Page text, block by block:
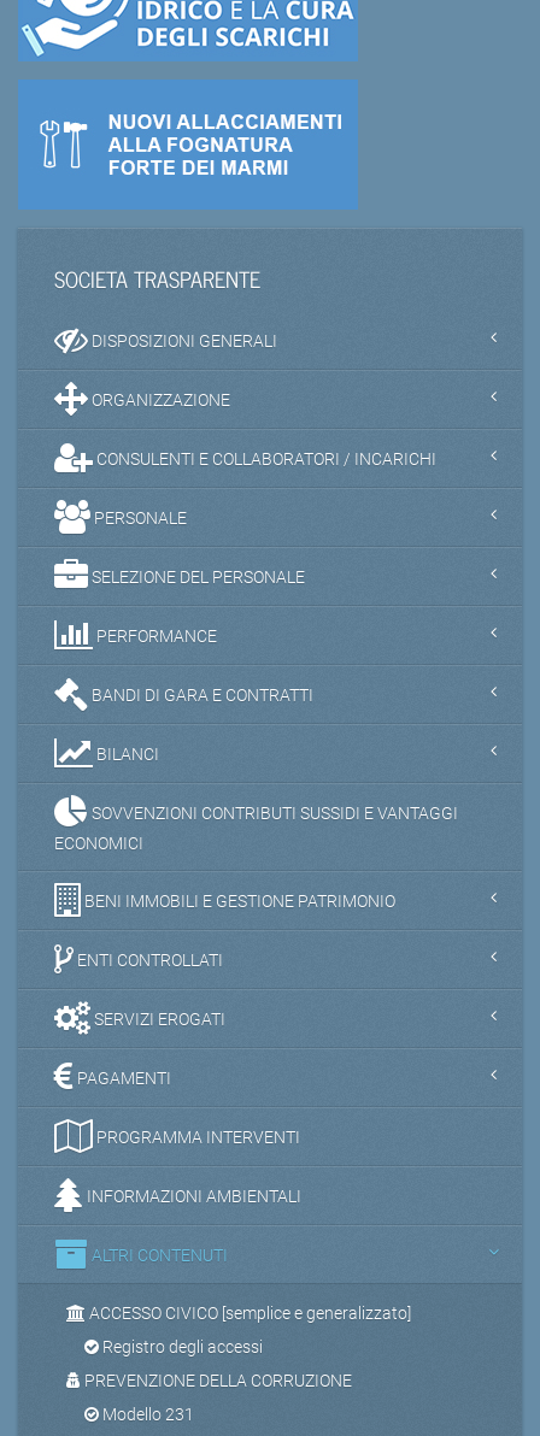
SOCIETA TRASPARENTE
DISPOSIZIONI GENERALI
ORGANIZZAZIONE
CONSULENTI E COLLABORATORI / INCARICHI
PERSONALE
SELEZIONE DEL PERSONALE
PERFORMANCE
BANDI DI GARA E CONTRATTI
BILANCI
SOVVENZIONI CONTRIBUTI SUSSIDI E VANTAGGI
ECONOMICI
BENI IMMOBILI E GESTIONE PATRIMONIO
ENTI CONTROLLATI
SERVIZI EROGATI
PAGAMENTI
PROGRAMMA INTERVENTI
INFORMAZIONI AMBIENTALI
ALTRI CONTENUTI
ACCESSO CIVICO [semplice e generalizzato]
Registro degli accessi
PREVENZIONE DELLA CORRUZIONE
Modello 231